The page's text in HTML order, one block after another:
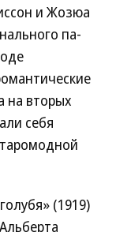
и Жозюа
па-
на вторых
себя
(1919)